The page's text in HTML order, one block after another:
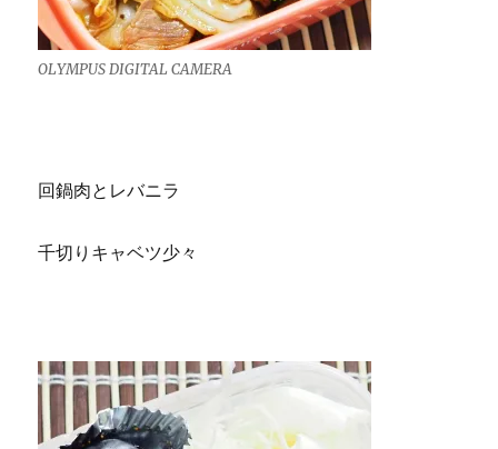
OLYMPUS DIGITAL CAMERA
回鍋肉とレバニラ
千切りキャベツ少々